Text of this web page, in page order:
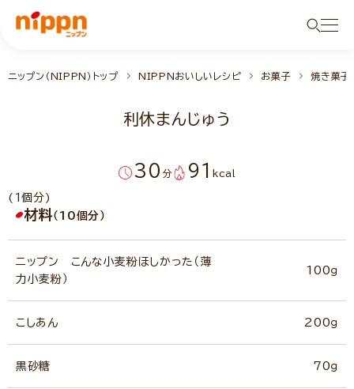
ニップン（NIPPN）トップ NIPPNおいしいレシピ お菓子 焼き菓子
利休まんじゅう
30 分 91 kcal
(1個分)
材料（10個分）
ニップン こんな小麦粉ほしかった（薄
力小麦粉）
100ｇ
こしあん 200ｇ
黒砂糖 70ｇ